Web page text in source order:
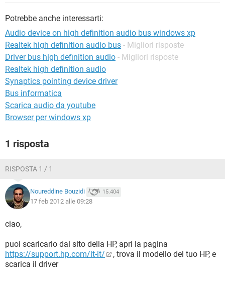
Potrebbe anche interessarti:
Audio device on high definition audio bus windows xp
Realtek high definition audio bus - Migliori risposte
Driver bus high definition audio - Migliori risposte
Realtek high definition audio
Synaptics pointing device driver
Bus informatica
Scarica audio da youtube
Browser per windows xp
1 risposta
RISPOSTA 1 / 1
Noureddine Bouzidi 15.404
17 feb 2012 alle 09:28
ciao,
puoi scaricarlo dal sito della HP, apri la pagina
https://support.hp.com/it-it/
, trova il modello del tuo HP, e
scarica il driver